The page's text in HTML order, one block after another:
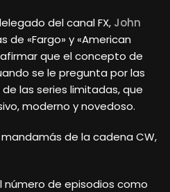
del canal FX, John
de «Fargo» y «American
que el concepto de
se le pregunta por las
las series limitadas, que
moderno y novedoso.
de la cadena CW,
número de episodios como